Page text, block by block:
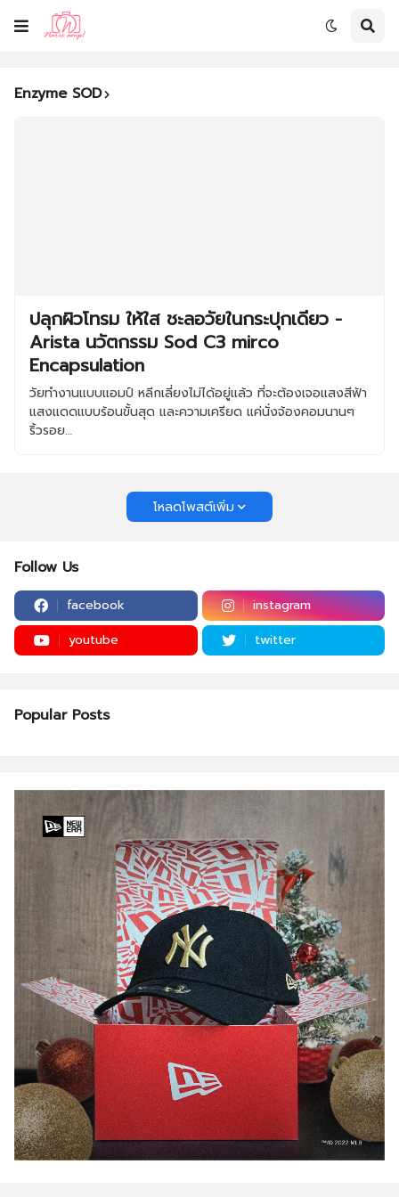
Enzyme SOD
ปลุกผิวโทรม ให้ใส ชะลอวัยในกระปุกเดียว -
Arista นวัตกรรม Sod C3 mirco
Encapsulation
วัยทำงานแบบแอมป์ หลีกเลี่ยงไม่ได้อยู่แล้ว ที่จะต้องเจอแสงสีฟ้า
แสงแดดแบบร้อนขั้นสุด และความเครียด แค่นั่งจ้องคอมนานๆ
ริ้วรอย…
โหลดโพสต์เพิ่ม
Follow Us
facebook
instagram
youtube
twitter
Popular Posts